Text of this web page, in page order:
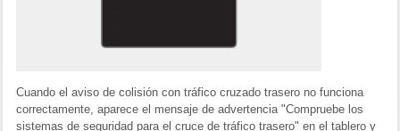
Cuando el aviso de colisión con tráfico cruzado trasero no funciona
correctamente, aparece el mensaje de advertencia "Compruebe los
sistemas de seguridad para el cruce de tráfico trasero" en el tablero y